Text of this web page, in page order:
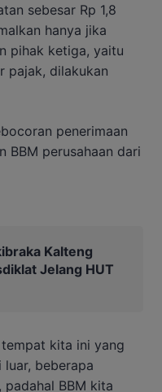
sebesar Rp 1,8
hanya jika
pihak ketiga, yaitu
pajak, dilakukan
penerimaan
BBM perusahaan dari
Kalteng
Jelang HUT
kita ini yang
luar, beberapa
padahal BBM kita